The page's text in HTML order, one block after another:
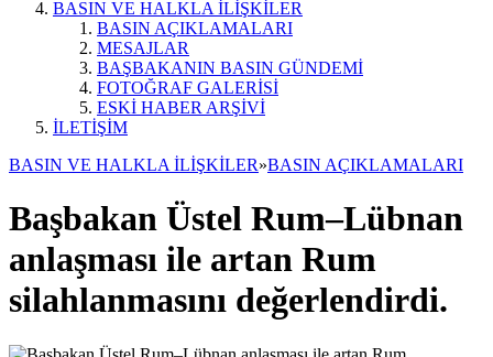
BASIN VE HALKLA İLİŞKİLER
BASIN AÇIKLAMALARI
MESAJLAR
BAŞBAKANIN BASIN GÜNDEMİ
FOTOĞRAF GALERİSİ
ESKİ HABER ARŞİVİ
İLETİŞİM
BASIN VE HALKLA İLİŞKİLER»BASIN AÇIKLAMALARI
Başbakan Üstel Rum–Lübnan
anlaşması ile artan Rum
silahlanmasını değerlendirdi.